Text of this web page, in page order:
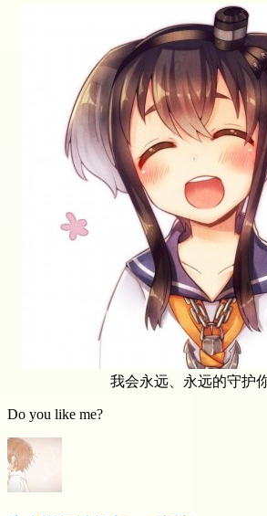
我会永远、永远的守护
Do you like me?